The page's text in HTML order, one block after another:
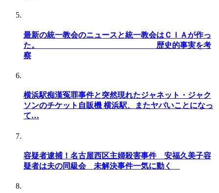
最新の統一教会のニュースと統一教会はＣＩＡが作っ
た。 歴史的事実を考
察
横浜駅痴漢冤罪事件と突然現れたジャネット・ジャク
ソンのチケット自販機 横浜駅、またヤバいことになっ
て…
容疑者逮捕！名古屋西区主婦殺害事件 安福久美子容
疑者は夫の同級会 未解決事件一気に動く